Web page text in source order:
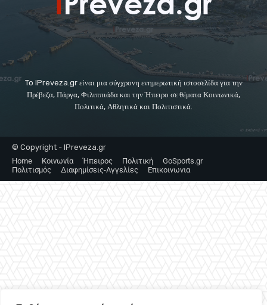
To IPreveza.gr είναι μια σύγχρονη ενημερωτική ιστοσελίδα για την
Πρέβεζα, Πάργα, Φιλιππιάδα και την Ήπειρο σε θέματα Κοινωνικά,
Πολιτικά, Αθλητικά και Πολιτιστικά.
© Copyright - IPreveza.gr
Home
Κοινωνία Ήπειρος Πολιτική
GoSports.gr
Πολιτισμός
Διαφημίσεις-Αγγελίες Επικοινωνια